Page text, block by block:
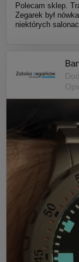
Polecam sklep.
Zegarek był
niektórych